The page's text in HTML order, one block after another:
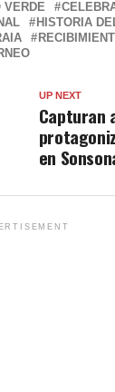
VERDE
HISTORIA
UP NEXT
Capturan
en